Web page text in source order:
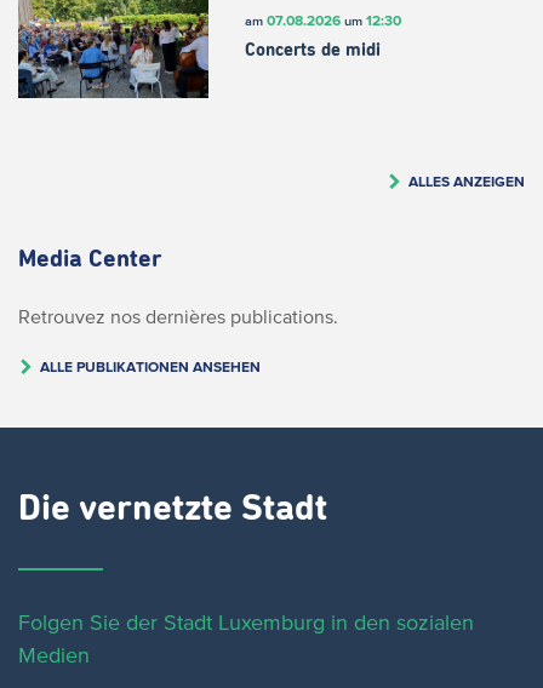
am 07.08.2026um 12:30
Concerts de midi
ALLES ANZEIGEN
Media Center
Retrouvez nos dernières publications.
ALLE PUBLIKATIONEN ANSEHEN
Die vernetzte Stadt
Folgen Sie der Stadt Luxemburg in den sozialen
Medien